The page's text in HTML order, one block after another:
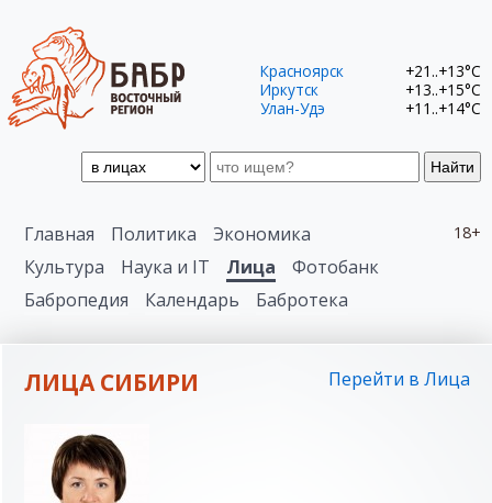
Найти
Красноярск
+21..+13°C
Иркутск
+13..+15°C
Улан-Удэ
+11..+14°C
18+
Главная Политика
Экономика
Культура
Наука и IT Лица
Фотобанк
Бабропедия
Календарь Бабротека
ЛИЦА СИБИРИ Перейти в Лица